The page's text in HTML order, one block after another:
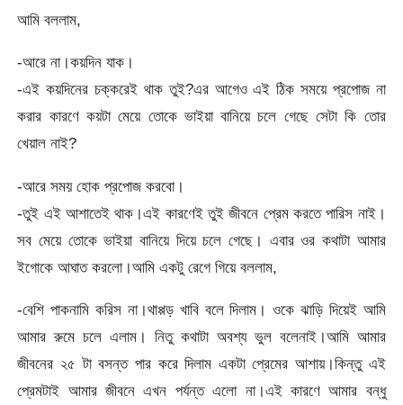
আমি বললাম,
-আরে না।কয়দিন যাক।
-এই কয়দিনের চক্করেই থাক তুই?এর আগেও এই ঠিক সময়ে প্রপোজ না
করার কারণে কয়টা মেয়ে তোকে ভাইয়া বানিয়ে চলে গেছে সেটা কি তোর
খেয়াল নাই?
-আরে সময় হোক প্রপোজ করবো।
-তুই এই আশাতেই থাক।এই কারণেই তুই জীবনে প্রেম করতে পারিস নাই।
সব মেয়ে তোকে ভাইয়া বানিয়ে দিয়ে চলে গেছে। এবার ওর কথাটা আমার
ইগোকে আঘাত করলো।আমি একটু রেগে গিয়ে বললাম,
-বেশি পাকনামি করিস না।থাপ্পড় খাবি বলে দিলাম। ওকে ঝাড়ি দিয়েই আমি
আমার রুমে চলে এলাম। নিতু কথাটা অবশ্য ভুল বলেনাই।আমি আমার
জীবনের ২৫ টা বসন্ত পার করে দিলাম একটা প্রেমের আশায়।কিন্তু এই
প্রেমটাই আমার জীবনে এখন পর্যন্ত এলো না।এই কারণে আমার বন্ধু